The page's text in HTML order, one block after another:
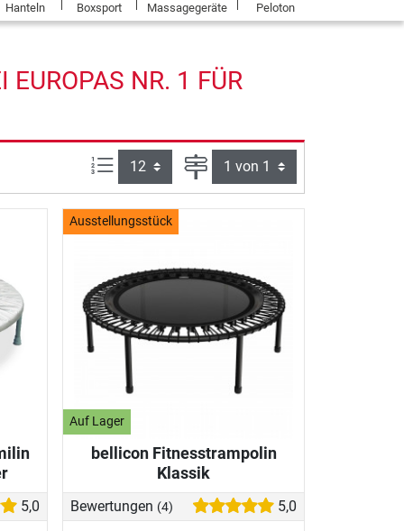
Hanteln Boxsport Massagegeräte Peloton
NR. 1 FÜR
Artikel pro Seite: Seite
5,0
Ausstellungsstück
Auf Lager
bellicon Fitnesstrampolin
Klassik
Bewertungen (4) 5,0